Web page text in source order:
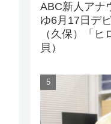
ABC新人アナ
ゆ6月17日デ
（久保）「
貝）